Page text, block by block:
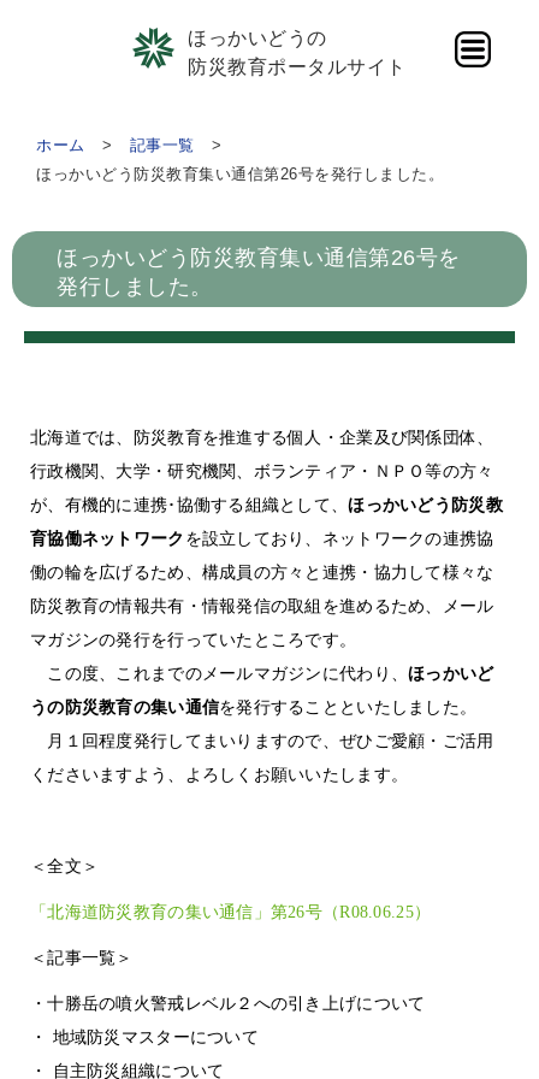
ほっかいどうの
防災教育ポータルサイト
ホーム
記事一覧
ほっかいどう防災教育集い通信第26号を発行しました。
ほっかいどう防災教育集い通信第26号を
発行しました。
北海道では、防災教育を推進する個人・企業及び関係団体、
行政機関、大学・研究機関、ボランティア・ＮＰＯ等の方々
が、有機的に連携･協働する組織として、ほっかいどう防災教
育協働ネットワーク を設立しており、ネットワークの連携協
働の輪を広げるため、構成員の方々と連携・協力して様々な
防災教育の情報共有・情報発信の取組を進めるため、メール
マガジンの発行を行っていたところです。
この度、これまでのメールマガジンに代わり、ほっかいど
うの防災教育の集い通信を発行することといたしました。
月１回程度発行してまいりますので、ぜひご愛顧・ご活用
くださいますよう、よろしくお願いいたします。
＜全文＞
「北海道防災教育の集い通信」第26号（R08.06.25）
＜記事一覧＞
・十勝岳の噴火警戒レベル２への引き上げについて
・ 地域防災マスターについて
・ 自主防災組織について